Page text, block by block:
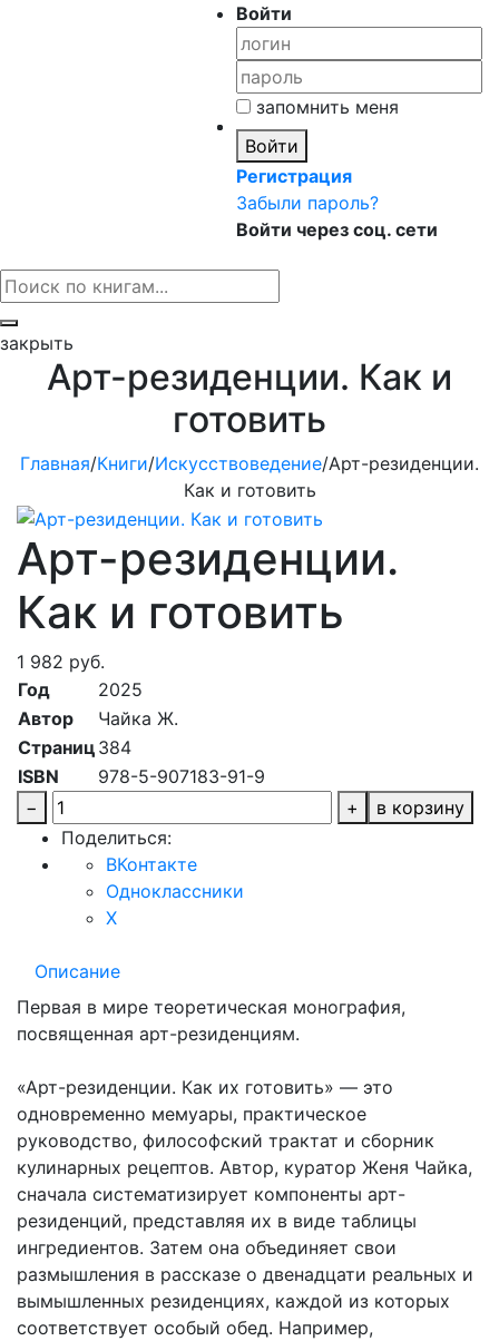
Войти
запомнить меня
Войти
Регистрация
Забыли пароль?
Войти через соц. сети
закрыть
Арт-резиденции. Как и
готовить
Главная/Книги/Искусствоведение/Арт-резиденции.
Как и готовить
Арт-резиденции.
Как и готовить
1 982 руб.
Год
2025
Автор
Чайка Ж.
Страниц 384
ISBN
978-5-907183-91-9
−
+
в корзину
Поделиться:
ВКонтакте
Одноклассники
X
Описание
Первая в мире теоретическая монография,
посвященная арт-резиденциям.
«Арт-резиденции. Как их готовить» — это
одновременно мемуары, практическое
руководство, философский трактат и сборник
кулинарных рецептов. Автор, куратор Женя Чайка,
сначала систематизирует компоненты арт-
резиденций, представляя их в виде таблицы
ингредиентов. Затем она объединяет свои
размышления в рассказе о двенадцати реальных и
вымышленных резиденциях, каждой из которых
соответствует особый обед. Например,